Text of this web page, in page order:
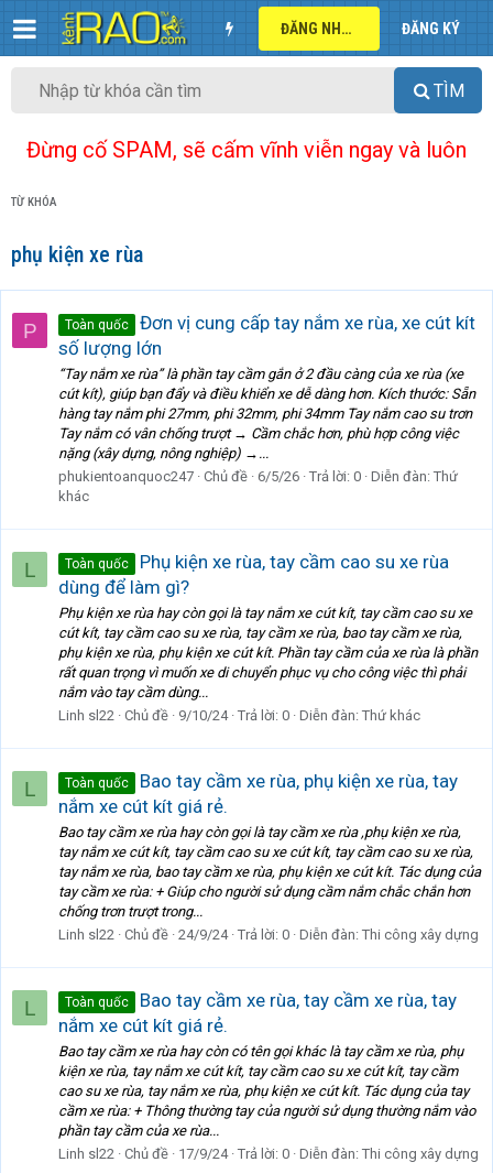
ĐĂNG NHẬP ĐĂNG KÝ
TÌM
Đừng cố SPAM, sẽ cấm vĩnh viễn ngay và luôn
TỪ KHÓA
phụ kiện xe rùa
P Toàn quốc
Đơn vị cung cấp tay nắm xe rùa, xe cút kít
số lượng lớn
“Tay nắm xe rùa” là phần tay cầm gắn ở 2 đầu càng của xe rùa (xe
cút kít), giúp bạn đẩy và điều khiển xe dễ dàng hơn. Kích thước: Sẵn
hàng tay nắm phi 27mm, phi 32mm, phi 34mm Tay nắm cao su trơn
Tay nắm có vân chống trượt → Cầm chắc hơn, phù hợp công việc
nặng (xây dựng, nông nghiệp) →...
phukientoanquoc247 Chủ đề 6/5/26 Trả lời: 0 Diễn đàn: Thứ
khác
L Toàn quốc
Phụ kiện xe rùa, tay cầm cao su xe rùa
dùng để làm gì?
Phụ kiện xe rùa hay còn gọi là tay nắm xe cút kít, tay cầm cao su xe
cút kít, tay cầm cao su xe rùa, tay cầm xe rùa, bao tay cầm xe rùa,
phụ kiện xe rùa, phụ kiện xe cút kít. Phần tay cầm của xe rùa là phần
rất quan trọng vì muốn xe di chuyển phục vụ cho công việc thì phải
nắm vào tay cầm dùng...
Linh sl22 Chủ đề 9/10/24 Trả lời: 0 Diễn đàn: Thứ khác
L Toàn quốc
Bao tay cầm xe rùa, phụ kiện xe rùa, tay
nắm xe cút kít giá rẻ.
Bao tay cầm xe rùa hay còn gọi là tay cầm xe rùa ,phụ kiện xe rùa,
tay nắm xe cút kít, tay cầm cao su xe cút kít, tay cầm cao su xe rùa,
tay nắm xe rùa, bao tay cầm xe rùa, phụ kiện xe cút kít. Tác dụng của
tay cầm xe rùa: + Giúp cho người sử dụng cầm nắm chắc chắn hơn
chống trơn trượt trong...
Linh sl22 Chủ đề 24/9/24 Trả lời: 0 Diễn đàn: Thi công xây dựng
L Toàn quốc
Bao tay cầm xe rùa, tay cầm xe rùa, tay
nắm xe cút kít giá rẻ.
Bao tay cầm xe rùa hay còn có tên gọi khác là tay cầm xe rùa, phụ
kiện xe rùa, tay nắm xe cút kít, tay cầm cao su xe cút kít, tay cầm
cao su xe rùa, tay nắm xe rùa, phụ kiện xe cút kít. Tác dụng của tay
cầm xe rùa: + Thông thường tay của người sử dụng thường nắm vào
phần tay cầm của xe rùa...
Linh sl22 Chủ đề 17/9/24 Trả lời: 0 Diễn đàn: Thi công xây dựng